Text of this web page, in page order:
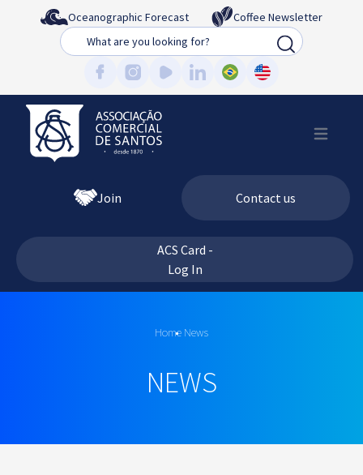
Oceanographic Forecast
Coffee Newsletter
Busca
Join Contact us
ACS Card -
Log In
Home News
NEWS